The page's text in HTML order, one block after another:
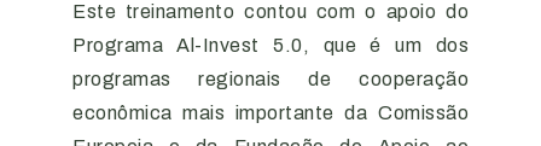
Este treinamento contou com o apoio do
Programa Al-Invest 5.0, que é um dos
programas regionais de cooperação
econômica mais importante da Comissão